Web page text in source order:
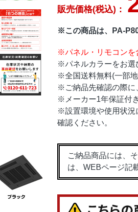
販売価格(税込)：
※この商品は、PA-
※パネル・リモコンを
※パネルカラーをお選
※全国送料無料(一部
※ご納品先確認の際に
※メーカー1年保証付き
※設置環境や使用状況
確認ください。
ご納品商品には、
は、WEBページ記